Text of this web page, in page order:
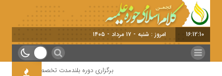
16:12:11 امروز : شنبه - ۱۷ مرداد - ۱۴۰۵
برگزاری دوره بلندمدت تخصصی و کارگاه آموزشی